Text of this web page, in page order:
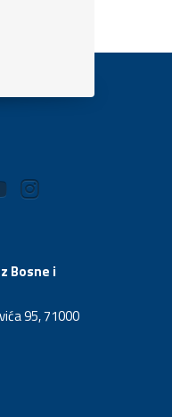
Bosne i
95, 71000